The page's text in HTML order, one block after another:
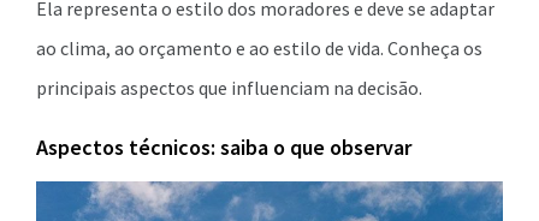
Ela representa o estilo dos moradores e deve se adaptar
ao clima, ao orçamento e ao estilo de vida. Conheça os
principais aspectos que influenciam na decisão.
Aspectos técnicos: saiba o que observar